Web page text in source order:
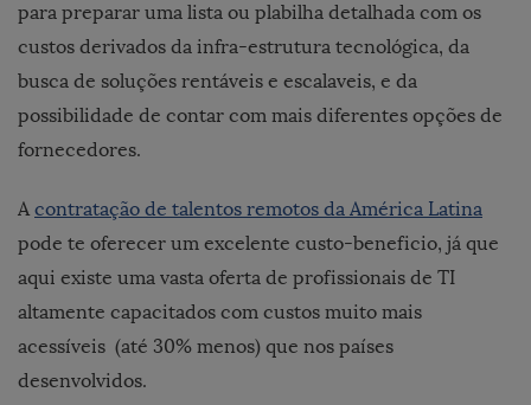
para preparar uma lista ou plabilha detalhada com os
custos derivados da infra-estrutura tecnológica, da
busca de soluções rentáveis e escalaveis, e da
possibilidade de contar com mais diferentes opções de
fornecedores.
A contratação de talentos remotos da América Latina
pode te oferecer um excelente custo-beneficio, já que
aqui existe uma vasta oferta de profissionais de TI
altamente capacitados com custos muito mais
acessíveis (até 30% menos) que nos países
desenvolvidos.